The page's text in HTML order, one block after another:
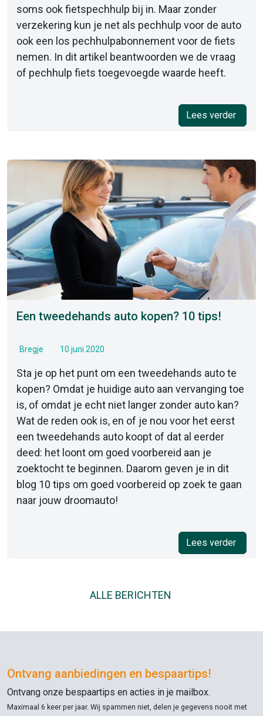
soms ook fietspechhulp bij in. Maar zonder
verzekering kun je net als pechhulp voor de auto
ook een los pechhulpabonnement voor de fiets
nemen. In dit artikel beantwoorden we de vraag
of pechhulp fiets toegevoegde waarde heeft.
Lees verder
Een tweedehands auto kopen? 10 tips!
Bregje 10 juni 2020
Sta je op het punt om een tweedehands auto te
kopen? Omdat je huidige auto aan vervanging toe
is, of omdat je echt niet langer zonder auto kan?
Wat de reden ook is, en of je nou voor het eerst
een tweedehands auto koopt of dat al eerder
deed: het loont om goed voorbereid aan je
zoektocht te beginnen. Daarom geven je in dit
blog 10 tips om goed voorbereid op zoek te gaan
naar jouw droomauto!
Lees verder
ALLE BERICHTEN
Ontvang aanbiedingen en bespaartips!
Ontvang onze bespaartips en acties in je mailbox.
Maximaal 6 keer per jaar. Wij spammen niet, delen je gegevens nooit met